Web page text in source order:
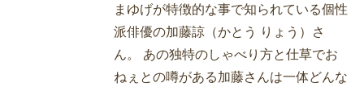
まゆげが特徴的な事で知られている個性
派俳優の加藤諒（かとう りょう）さ
ん。 あの独特のしゃべり方と仕草でお
ねぇとの噂がある加藤さんは一体どんな